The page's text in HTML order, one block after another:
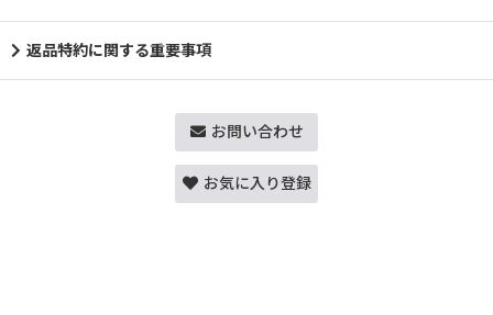
返品特約に関する重要事項
お問い合わせ
お気に入り登録